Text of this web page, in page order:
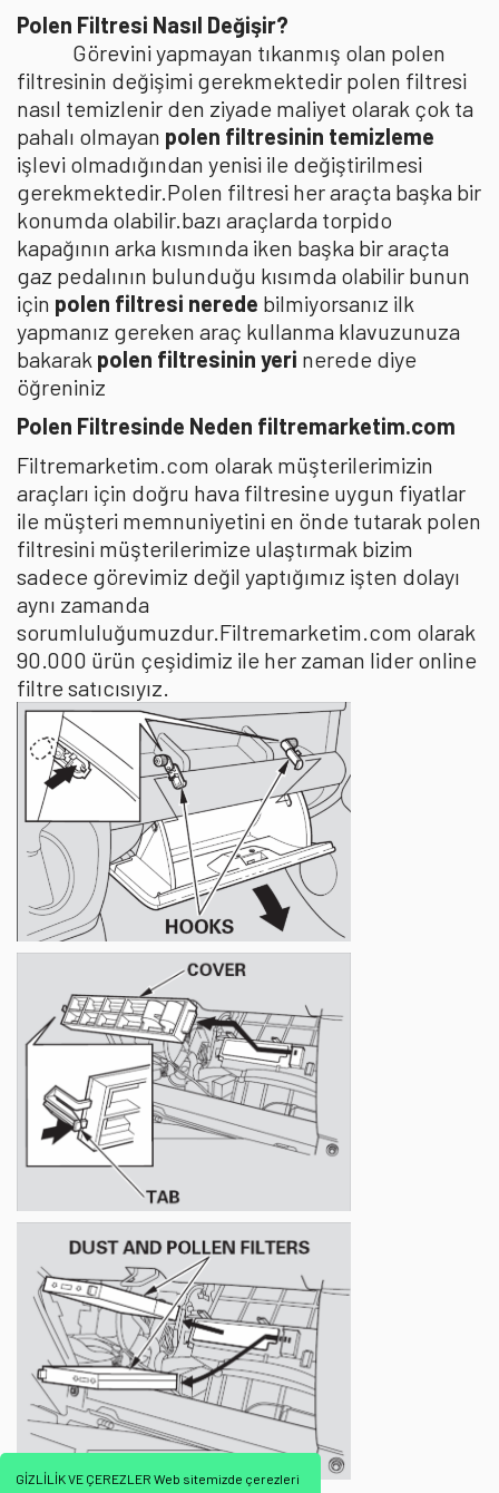
GİZLİLİK VE ÇEREZLER Web sitemizde çerezleri
Polen Filtresi Nasıl Değişir?
Görevini yapmayan tıkanmış olan polen
filtresinin değişimi gerekmektedir polen filtresi
nasıl temizlenir den ziyade maliyet olarak çok ta
pahalı olmayan polen filtresinin temizleme
işlevi olmadığından yenisi ile değiştirilmesi
gerekmektedir.Polen filtresi her araçta başka bir
konumda olabilir.bazı araçlarda torpido
kapağının arka kısmında iken başka bir araçta
gaz pedalının bulunduğu kısımda olabilir bunun
için polen filtresi nerede bilmiyorsanız ilk
yapmanız gereken araç kullanma klavuzunuza
bakarak polen filtresinin yeri nerede diye
öğreniniz
Polen Filtresinde Neden filtremarketim.com
Filtremarketim.com olarak müşterilerimizin
araçları için doğru hava filtresine uygun fiyatlar
ile müşteri memnuniyetini en önde tutarak polen
filtresini müşterilerimize ulaştırmak bizim
sadece görevimiz değil yaptığımız işten dolayı
aynı zamanda
sorumluluğumuzdur.Filtremarketim.com olarak
90.000 ürün çeşidimiz ile her zaman lider online
filtre satıcısıyız.